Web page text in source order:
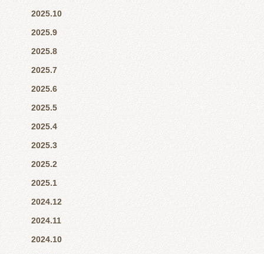
2025.10
2025.9
2025.8
2025.7
2025.6
2025.5
2025.4
2025.3
2025.2
2025.1
2024.12
2024.11
2024.10